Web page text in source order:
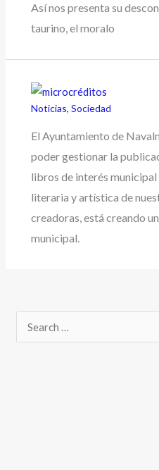
Así nos presenta su
taurino, el moralo
Noticias,Sociedad
El Ayuntamiento de
poder gestionar la
libros de interés
literaria y artística de
creadoras, está creando
municipal.